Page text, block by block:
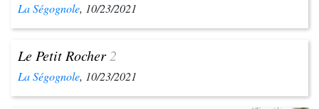
La Ségognole, 10/23/2021
Le Petit Rocher 2
La Ségognole, 10/23/2021